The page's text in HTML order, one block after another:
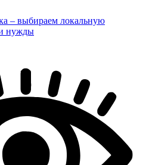
– выбираем локальную
нужды